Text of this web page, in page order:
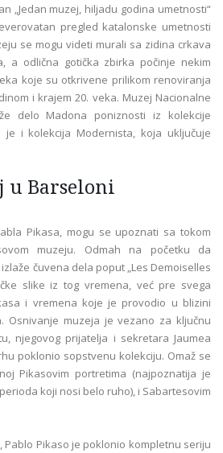
„Jedan muzej, hiljadu godina umetnosti“
pregled katalonske umetnosti
se mogu videti murali sa zidina crkava
a odlična gotička zbirka počinje nekim
koje su otkrivene prilikom renoviranja
i krajem 20. veka. Muzej Nacionalne
delo Madona poniznosti iz kolekcije
je i kolekcija Modernista, koja uključuje
u Barseloni
Pikasa, mogu se upoznati sa tokom
muzeju. Odmah na početku da
čuvena dela poput „Les Demoiselles
slike iz tog vremena, već pre svega
i vremena koje je provodio u blizini
Osnivanje muzeja je vezano za ključnu
njegovog prijatelja i sekretara Jaumea
poklonio sopstvenu kolekciju. Omaž se
Pikasovim portretima (najpoznatija je
koji nosi belo ruho), i Sabartesovim
Pablo Pikaso je poklonio kompletnu seriju